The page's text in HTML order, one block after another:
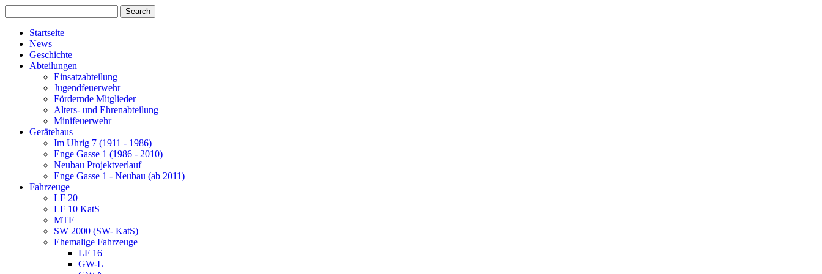
Startseite
News
Geschichte
Abteilungen
Einsatzabteilung
Jugendfeuerwehr
Fördernde Mitglieder
Alters- und Ehrenabteilung
Minifeuerwehr
Gerätehaus
Im Uhrig 7 (1911 - 1986)
Enge Gasse 1 (1986 - 2010)
Neubau Projektverlauf
Enge Gasse 1 - Neubau (ab 2011)
Fahrzeuge
LF 20
LF 10 KatS
MTF
SW 2000 (SW- KatS)
Ehemalige Fahrzeuge
LF 16
GW-L